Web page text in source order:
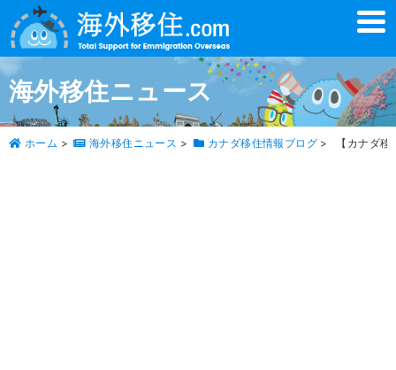
t
o
g
e
n
a
v
i
海外移住ニュース
ホーム > 海外移住ニュース > カナダ移住情報ブログ > 【カナダ